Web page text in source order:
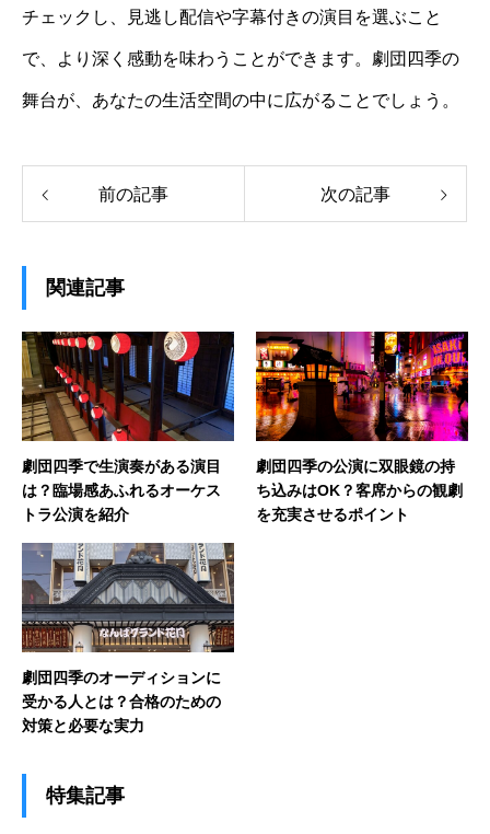
チェックし、見逃し配信や字幕付きの演目を選ぶこと
で、より深く感動を味わうことができます。劇団四季の
舞台が、あなたの生活空間の中に広がることでしょう。
前の記事 次の記事
関連記事
劇団四季で生演奏がある演目
は？臨場感あふれるオーケス
トラ公演を紹介
劇団四季の公演に双眼鏡の持
ち込みはOK？客席からの観劇
を充実させるポイント
劇団四季のオーディションに
受かる人とは？合格のための
対策と必要な実力
特集記事